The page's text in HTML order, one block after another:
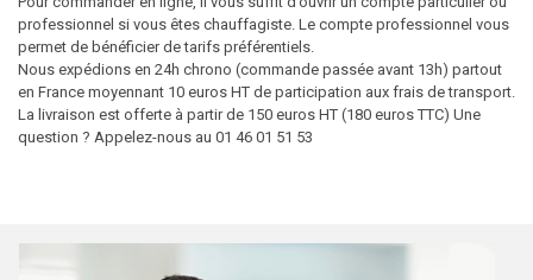
professionnel si vous êtes chauffagiste. Le compte professionnel vous
permet de bénéficier de tarifs préférentiels.
Nous expédions en 24h chrono (commande passée avant 13h) partout
en France moyennant 10 euros HT de participation aux frais de transport.
La livraison est offerte à partir de 150 euros HT (180 euros TTC) Une
question ? Appelez-nous au 01 46 01 51 53